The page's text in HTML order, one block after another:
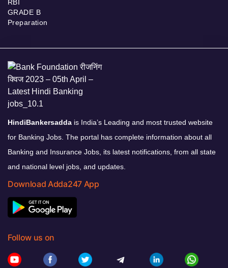
RBI
GRADE B
Preparation
HindiBankersadda is India’s Leading and most trusted website
for Banking Jobs. The portal has complete information about all
Banking and Insurance Jobs, its latest notifications, from all state
and national level jobs, and updates.
Download Adda247 App
Follow us on